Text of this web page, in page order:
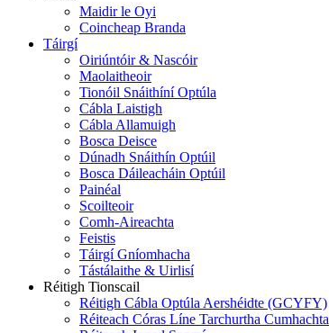
Maidir le Oyi
Coincheap Branda
Táirgí
Oiriúntóir & Nascóir
Maolaitheoir
Tionóil Snáithíní Optúla
Cábla Laistigh
Cábla Allamuigh
Bosca Deisce
Dúnadh Snáithín Optúil
Bosca Dáileacháin Optúil
Painéal
Scoilteoir
Comh-Aireachta
Feistis
Táirgí Gníomhacha
Tástálaithe & Uirlisí
Réitigh Tionscail
Réitigh Cábla Optúla Aershéidte (GCYFY)
Réiteach Córas Líne Tarchurtha Cumhachta